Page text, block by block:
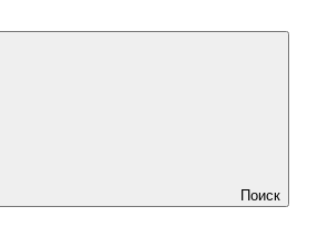
Поиск